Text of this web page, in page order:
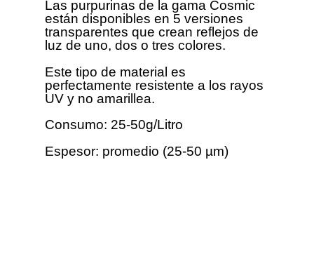
Las purpurinas de la gama Cosmic
están disponibles en 5 versiones
transparentes que crean reflejos de
luz de uno, dos o tres colores.
Este tipo de material es
perfectamente resistente a los rayos
UV y no amarillea.
Consumo: 25-50g/Litro
Espesor: promedio (25-50 µm)